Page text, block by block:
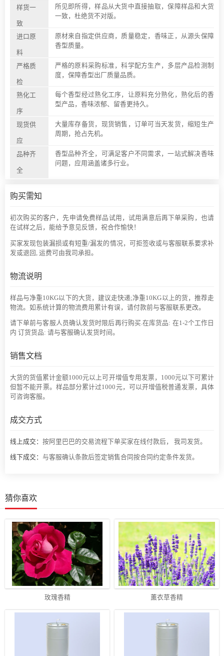
样货一
致
所见即所得，样品从大货中直接抽取，保障样品和大货
一致，杜绝货不对版。
进口原
料
原材来自指定供应商，质量稳定，香味正，从源头保障
香型质量。
严格质
检
严格的原料采购标准，科学配方生产，多层产品检测制
度，保障香型出厂质量品质。
熟化工
序
每个香型经过熟化工序，让原料充分熟化，熟化后的香
型产品，香味浓郁、留香更持久。
现货供
应
大量库存备货，现货销售，订单可当天发货，缩短生产
周期，抢占先机。
品种齐
全
香型品种齐全，可满足客户不同需求，一站式解决香味
问题，应用涵盖诸多行业。
购买需知
初次购买的客户，先申请免费样品试用，试用满意后再下单采购，也请
在试样之后，能给予意见反馈，祝合作愉快！
买家发现包装漏损或有短重/漏发的情况，可拒签收或与客服联系要求补
发或退回, 运费可由我司承担。
物流说明
样品与净重10KG以下的大货，建议走快递;净重10KG以上的货，推荐走
物流。如系统计算的物流费用累计有误，请付款前与客服联系更改。
请下单前与客服人员确认发货时限后再行购买.在库货品: 在1-2个工作日
内 订货货品: 请与客服确认发货时间。
销售文档
大货的货值累计金额1000元以上可开增值专用发票，1000元以下可累计
但暂不能开票。样品部分累计过1000元，可以开增值税普通发票，具体
可咨询客服。
成交方式
线上成交： 按阿里巴巴的交易流程下单买家在线付款后， 我司发货。
线下成交： 与客服确认条款后签定销售合同按合同约定条件发货。
猜你喜欢
玫瑰香精 薰衣草香精